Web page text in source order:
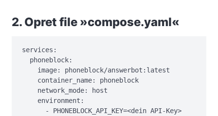
2. Opret file »compose.yaml«
services:
  phoneblock:
    image: phoneblock/answerbot:latest
    container_name: phoneblock
    network_mode: host
    environment:
      - PHONEBLOCK_API_KEY=<dein API-Key>